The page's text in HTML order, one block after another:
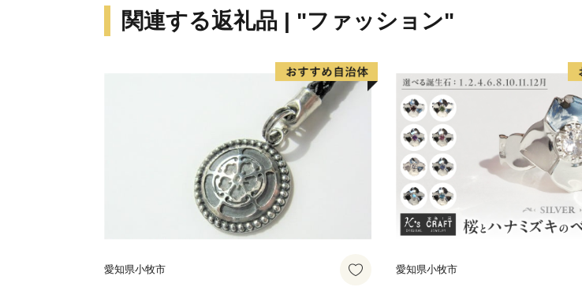
関連する返礼品 | "ファッション"
愛知県小牧市 愛知県小牧市